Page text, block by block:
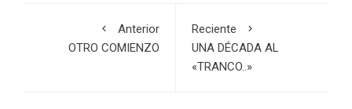
Anterior
OTRO COMIENZO
Reciente
UNA DÉCADA AL
«TRANCO..»